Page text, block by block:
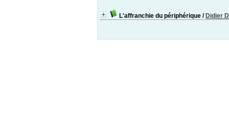
L'affranchie du périphérique / Didier